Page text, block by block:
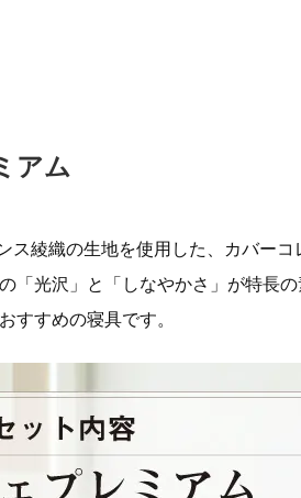
アム
ス綾織の生地を使用した、カバー
「光沢」と「しなやかさ」が特長
すすめの寝具です。